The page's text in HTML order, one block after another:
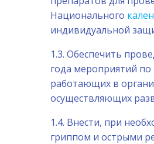
Национального
индивидуальной
1.3. Обеспечить
года мероприятий
работающих в
осуществляющих
1.4. Внести, при
гриппом и острыми